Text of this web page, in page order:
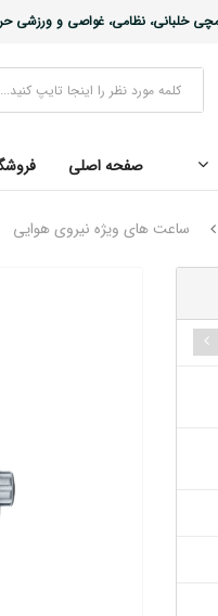
خلبانی، نظامی، غواصی و ورزشی
صفحه اصلی
ساعت های ویژه نیروی هوایی